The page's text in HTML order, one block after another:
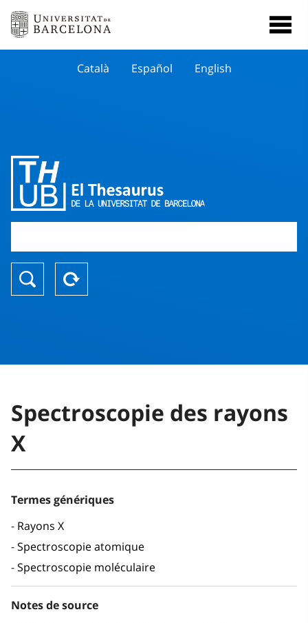
Català Español English
Spectroscopie des rayons
X
Termes génériques
Rayons X
Spectroscopie atomique
Spectroscopie moléculaire
Notes de source